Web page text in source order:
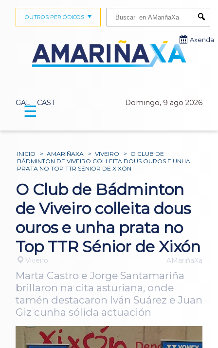
GAL CAST Domingo, 9 ago 2026
OUTROS PERIÓDICOS
Axenda
☰
INICIO > AMARIÑAXA > VIVEIRO > O CLUB DE
BÁDMINTON DE VIVEIRO COLLEITA DOUS OUROS E UNHA
PRATA NO TOP TTR SÉNIOR DE XIXÓN
O Club de Bádminton
de Viveiro colleita dous
ouros e unha prata no
Top TTR Sénior de Xixón
Viveiro AMariñaXa
Marta Castro e Jorge Santamariña
brillaron na cita asturiana, onde
tamén destacaron Iván Suárez e Juan
Giz cunha sólida actuación